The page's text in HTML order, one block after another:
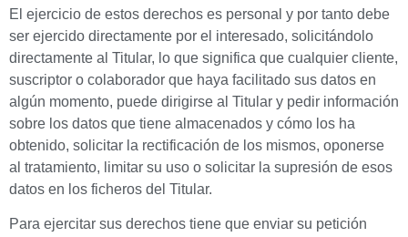
El ejercicio de estos derechos es personal y por tanto debe
ser ejercido directamente por el interesado, solicitándolo
directamente al Titular, lo que significa que cualquier cliente,
suscriptor o colaborador que haya facilitado sus datos en
algún momento, puede dirigirse al Titular y pedir información
sobre los datos que tiene almacenados y cómo los ha
obtenido, solicitar la rectificación de los mismos, oponerse
al tratamiento, limitar su uso o solicitar la supresión de esos
datos en los ficheros del Titular.
Para ejercitar sus derechos tiene que enviar su petición